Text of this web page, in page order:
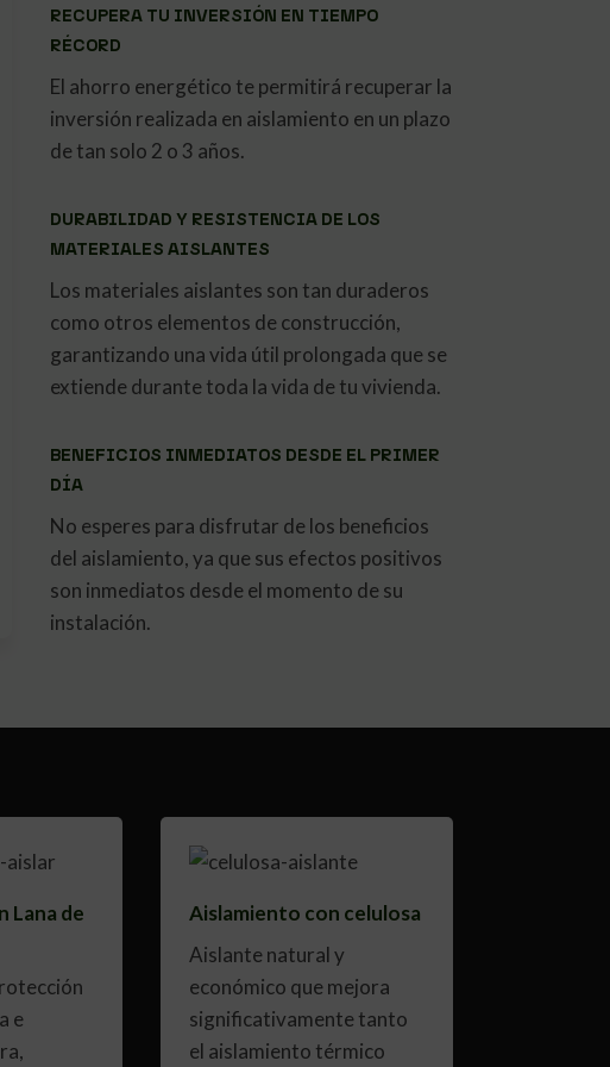
RECUPERA TU INVERSIÓN EN TIEMPO
RÉCORD
El ahorro energético te permitirá recuperar la
inversión realizada en aislamiento en un plazo
de tan solo 2 o 3 años.
DURABILIDAD Y RESISTENCIA DE LOS
MATERIALES AISLANTES
Los materiales aislantes son tan duraderos
como otros elementos de construcción,
garantizando una vida útil prolongada que se
extiende durante toda la vida de tu vivienda.
BENEFICIOS INMEDIATOS DESDE EL PRIMER
DÍA
No esperes para disfrutar de los beneficios
del aislamiento, ya que sus efectos positivos
son inmediatos desde el momento de su
instalación.
Lana de
e
Aislamiento con celulosa
Aislante natural y
económico que mejora
significativamente tanto
el aislamiento térmico